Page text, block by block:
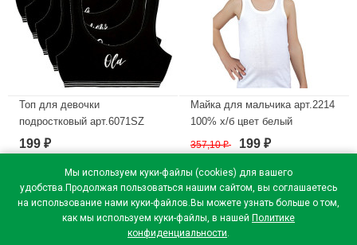
Мы используем куки-файлы (cookies) для вашего
удобства.Продолжая пользоваться нашим сайтом, вы соглашаетесь
на использование нами куки-файлов.Вы можете узнать больше о том,
как мы используем куки-файлы, в нашей Политике
конфиденциальности.
Топ для девочки
подростковый арт.6071SZ
размер 40/164-170(14/15) цвет
асорти 100% хлопок
В наличии
199 ₽
Майка для мальчика арт.2214
100% х/б цвет белый
В наличии
357,10₽ 199 ₽